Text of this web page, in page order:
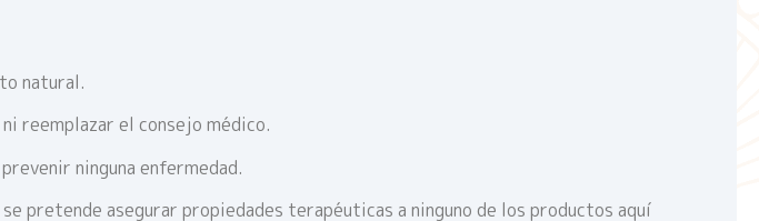
natural.
reemplazar el consejo médico.
ninguna enfermedad.
pretende asegurar propiedades terapéuticas a ninguno de los productos aquí